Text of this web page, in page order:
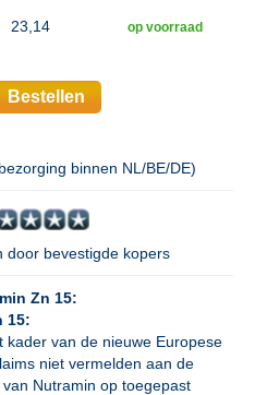
23,14 op voorraad
Bestellen
binnen NL/BE/DE)
door bevestigde kopers
Zn 15:
15:
kader van de nieuwe Europese
niet vermelden aan de
Nutramin op toegepast